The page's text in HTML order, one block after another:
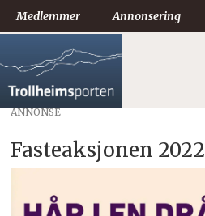
Medlemmer Annonsering
ANNONSE
Fasteaksjonen 2022